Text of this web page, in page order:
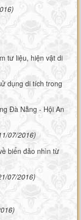
tư liệu, hiện vật di
dụng di tích trong
Đà Nẵng - Hội An
07/2016)
biển đảo nhìn từ
07/2016)